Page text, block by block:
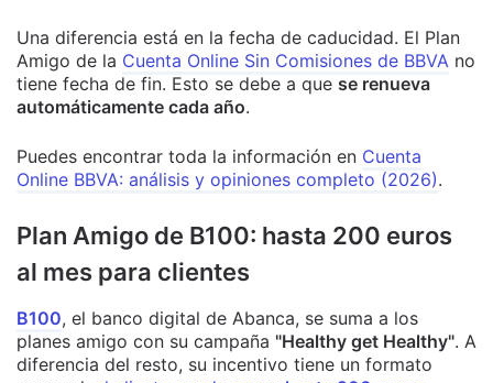
Una diferencia está en la fecha de caducidad. El Plan
Amigo de la Cuenta Online Sin Comisiones de BBVA no
tiene fecha de fin. Esto se debe a que se renueva
automáticamente cada año.
Puedes encontrar toda la información en Cuenta
Online BBVA: análisis y opiniones completo (2026).
Plan Amigo de B100: hasta 200 euros
al mes para clientes
B100, el banco digital de Abanca, se suma a los
planes amigo con su campaña "Healthy get Healthy". A
diferencia del resto, su incentivo tiene un formato